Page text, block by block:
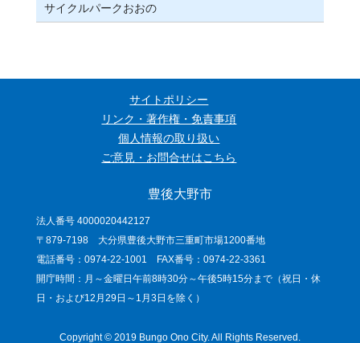
サイクルパークおおの
サイトポリシー
リンク・著作権・免責事項
個人情報の取り扱い
ご意見・お問合せはこちら
豊後大野市
法人番号 4000020442127
〒879-7198 大分県豊後大野市三重町市場1200番地
電話番号：0974-22-1001 FAX番号：0974-22-3361
開庁時間：月～金曜日午前8時30分～午後5時15分まで（祝日・休
日・および12月29日～1月3日を除く）
Copyright © 2019 Bungo Ono City. All Rights Reserved.